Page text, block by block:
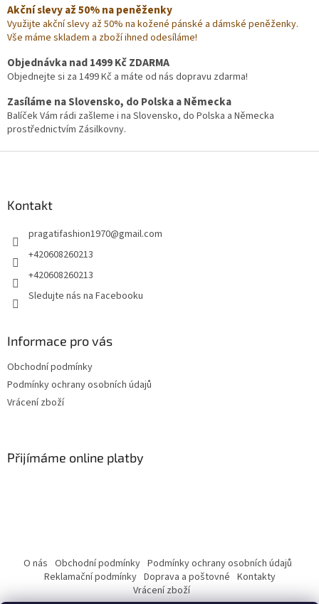
a
c
í
r
v
y
v
v
á
n
í
Akční slevy až 50% na peněženky
Využijte akční slevy až 50% na kožené pánské a dámské peněženky.
Vše máme skladem a zboží ihned odesíláme!
Objednávka nad 1499 Kč ZDARMA
Objednejte si za 1499 Kč a máte od nás dopravu zdarma!
Zasíláme na Slovensko, do Polska a Německa
Balíček Vám rádi zašleme i na Slovensko, do Polska a Německa
prostřednictvím Zásilkovny.
Kontakt
pragatifashion1970@gmail.com
+420608260213
+420608260213
Sledujte nás na Facebooku
Informace pro vás
Obchodní podmínky
Podmínky ochrany osobních údajů
Vrácení zboží
Přijímáme online platby
O nás Obchodní podmínky Podmínky ochrany osobních údajů
Reklamační podmínky Doprava a poštovné Kontakty
Vrácení zboží